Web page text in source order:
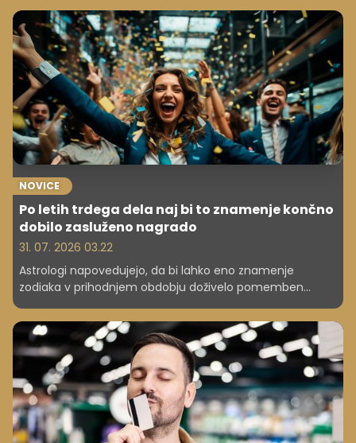
študija, višjih prihodkov in uspešne kariere. A sodobne
raziskave kažejo precej bolj zapleteno sliko.
NOVICE
Po letih trdega dela naj bi to znamenje končno
dobilo zasluženo nagrado
31. 07. 2026 03.22
Astrologi napovedujejo, da bi lahko eno znamenje
zodiaka v prihodnjem obdobju doživelo pomemben
morda celo napredovanje.